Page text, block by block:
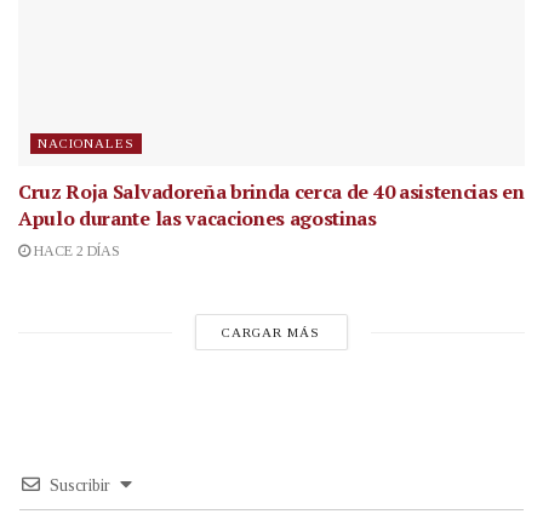
NACIONALES
Cruz Roja Salvadoreña brinda cerca de 40 asistencias en
Apulo durante las vacaciones agostinas
HACE 2 DÍAS
CARGAR MÁS
Suscribir